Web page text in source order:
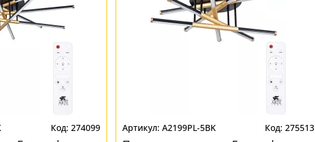
274099 A2199PL-5BK 275513